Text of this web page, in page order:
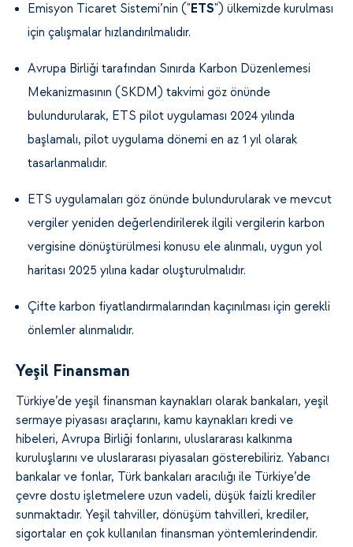
Emisyon Ticaret Sistemi’nin ("ETS") ülkemizde kurulması
için çalışmalar hızlandırılmalıdır.
Avrupa Birliği tarafından Sınırda Karbon Düzenlemesi
Mekanizmasının (SKDM) takvimi göz önünde
bulundurularak, ETS pilot uygulaması 2024 yılında
başlamalı, pilot uygulama dönemi en az 1 yıl olarak
tasarlanmalıdır.
ETS uygulamaları göz önünde bulundurularak ve mevcut
vergiler yeniden değerlendirilerek ilgili vergilerin karbon
vergisine dönüştürülmesi konusu ele alınmalı, uygun yol
haritası 2025 yılına kadar oluşturulmalıdır.
Çifte karbon fiyatlandırmalarından kaçınılması için gerekli
önlemler alınmalıdır.
Yeşil Finansman
Türkiye’de yeşil finansman kaynakları olarak bankaları, yeşil
sermaye piyasası araçlarını, kamu kaynakları kredi ve
hibeleri, Avrupa Birliği fonlarını, uluslararası kalkınma
kuruluşlarını ve uluslararası piyasaları gösterebiliriz. Yabancı
bankalar ve fonlar, Türk bankaları aracılığı ile Türkiye’de
çevre dostu işletmelere uzun vadeli, düşük faizli krediler
sunmaktadır. Yeşil tahviller, dönüşüm tahvilleri, krediler,
sigortalar en çok kullanılan finansman yöntemlerindendir.